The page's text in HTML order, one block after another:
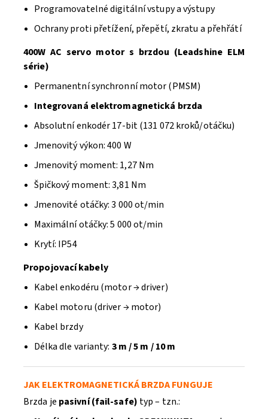
Programovatelné digitální vstupy a výstupy
Ochrany proti přetížení, přepětí, zkratu a přehřátí
400W AC servo motor s brzdou (Leadshine ELM
série)
Permanentní synchronní motor (PMSM)
Integrovaná elektromagnetická brzda
Absolutní enkodér 17-bit (131 072 kroků/otáčku)
Jmenovitý výkon: 400 W
Jmenovitý moment: 1,27 Nm
Špičkový moment: 3,81 Nm
Jmenovité otáčky: 3 000 ot/min
Maximální otáčky: 5 000 ot/min
Krytí: IP54
Propojovací kabely
Kabel enkodéru (motor → driver)
Kabel motoru (driver → motor)
Kabel brzdy
Délka dle varianty: 3 m / 5 m / 10 m
JAK ELEKTROMAGNETICKÁ BRZDA FUNGUJE
Brzda je pasivní (fail-safe) typ – tzn.: